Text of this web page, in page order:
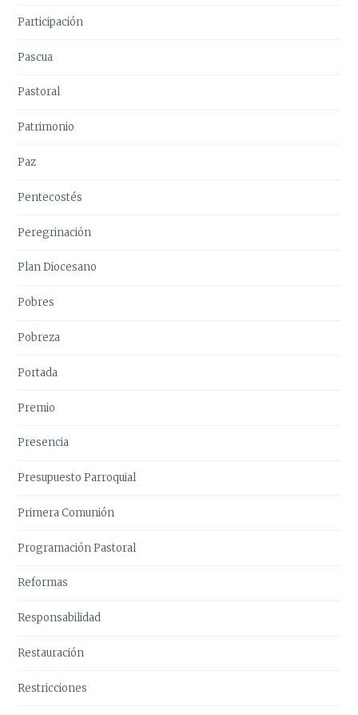
Participación
Pascua
Pastoral
Patrimonio
Paz
Pentecostés
Peregrinación
Plan Diocesano
Pobres
Pobreza
Portada
Premio
Presencia
Presupuesto Parroquial
Primera Comunión
Programación Pastoral
Reformas
Responsabilidad
Restauración
Restricciones